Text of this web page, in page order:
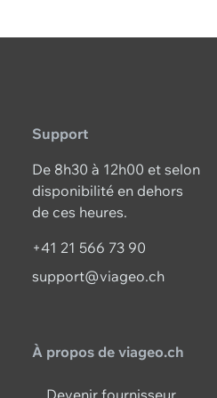
Support
De 8h30 à 12h00 et selon
disponibilité en dehors
de ces heures.
+41 21 566 73 90
support@viageo.ch
À propos de viageo.ch